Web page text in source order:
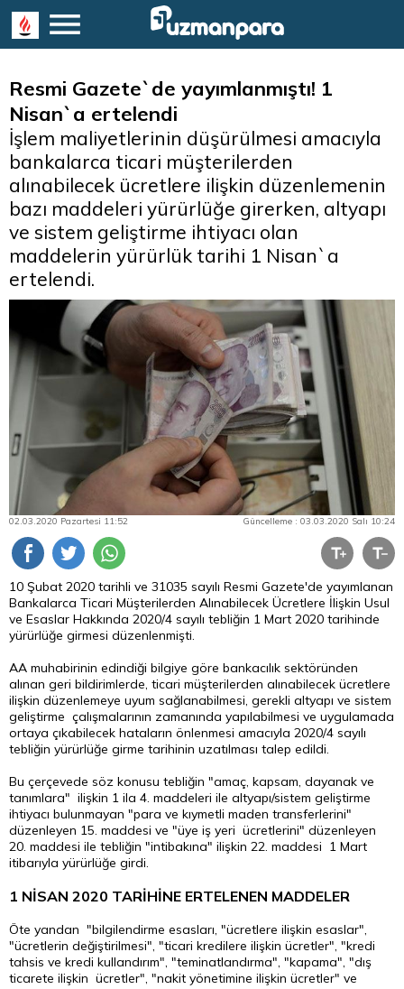
Resmi Gazete`de yayımlanmıştı! 1
Nisan`a ertelendi
İşlem maliyetlerinin düşürülmesi amacıyla
bankalarca ticari müşterilerden
alınabilecek ücretlere ilişkin düzenlemenin
bazı maddeleri yürürlüğe girerken, altyapı
ve sistem geliştirme ihtiyacı olan
maddelerin yürürlük tarihi 1 Nisan`a
ertelendi.
02.03.2020 Pazartesi 11:52 Güncelleme : 03.03.2020 Salı 10:24
10 Şubat 2020 tarihli ve 31035 sayılı Resmi Gazete'de yayımlanan
Bankalarca Ticari Müşterilerden Alınabilecek Ücretlere İlişkin Usul
ve Esaslar Hakkında 2020/4 sayılı tebliğin 1 Mart 2020 tarihinde
yürürlüğe girmesi düzenlenmişti.
AA muhabirinin edindiği bilgiye göre bankacılık sektöründen
alınan geri bildirimlerde, ticari müşterilerden alınabilecek ücretlere
ilişkin düzenlemeye uyum sağlanabilmesi, gerekli altyapı ve sistem
geliştirme çalışmalarının zamanında yapılabilmesi ve uygulamada
ortaya çıkabilecek hataların önlenmesi amacıyla 2020/4 sayılı
tebliğin yürürlüğe girme tarihinin uzatılması talep edildi.
Bu çerçevede söz konusu tebliğin "amaç, kapsam, dayanak ve
tanımlara" ilişkin 1 ila 4. maddeleri ile altyapı/sistem geliştirme
ihtiyacı bulunmayan "para ve kıymetli maden transferlerini"
düzenleyen 15. maddesi ve "üye iş yeri ücretlerini" düzenleyen
20. maddesi ile tebliğin "intibakına" ilişkin 22. maddesi 1 Mart
itibarıyla yürürlüğe girdi.
1 NİSAN 2020 TARİHİNE ERTELENEN MADDELER
Öte yandan "bilgilendirme esasları, "ücretlere ilişkin esaslar",
"ücretlerin değiştirilmesi", "ticari kredilere ilişkin ücretler", "kredi
tahsis ve kredi kullandırım", "teminatlandırma", "kapama", "dış
ticarete ilişkin ücretler", "nakit yönetimine ilişkin ücretler" ve